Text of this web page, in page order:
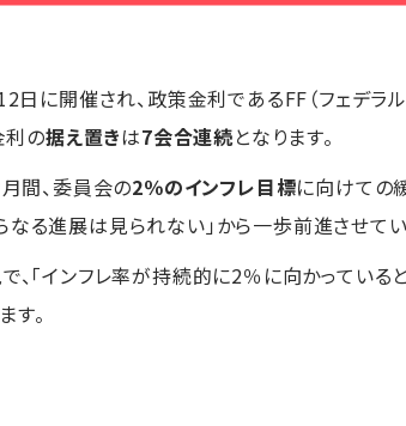
に開催され、政策金利であるFF（フェデラ
利の据え置きは7会合連続となります。
間、委員会の2％のインフレ目標に向けての
なる進展は見られない」から一歩前進させてい
「インフレ率が持続的に2％に向かっている
す。